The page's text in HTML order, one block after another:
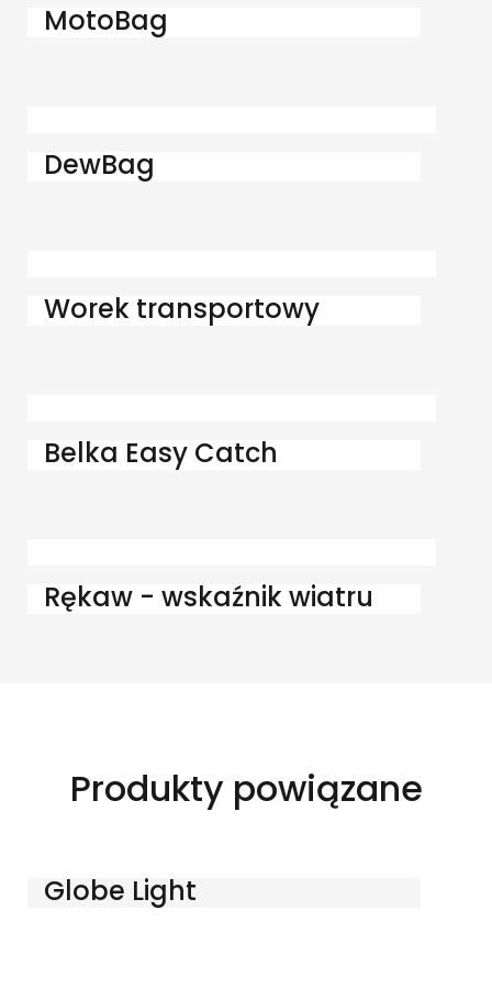
MotoBag
DewBag
Worek transportowy
Belka Easy Catch
Rękaw - wskaźnik wiatru
Produkty powiązane
Globe Light